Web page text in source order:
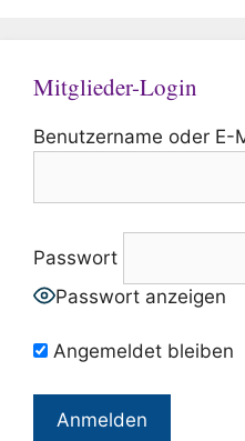
Mitglieder-Login
Benutzername oder E-
Passwort
Passwort anzeigen
Angemeldet bleiben